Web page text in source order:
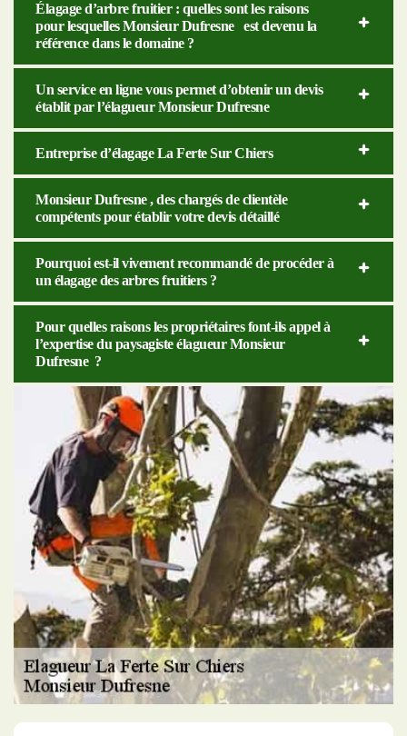
Élagage d’arbre fruitier : quelles sont les raisons
pour lesquelles Monsieur Dufresne est devenu la
référence dans le domaine ?
Un service en ligne vous permet d’obtenir un devis
établit par l’élagueur Monsieur Dufresne
Entreprise d’élagage La Ferte Sur Chiers
Monsieur Dufresne , des chargés de clientèle
compétents pour établir votre devis détaillé
Pourquoi est-il vivement recommandé de procéder à
un élagage des arbres fruitiers ?
Pour quelles raisons les propriétaires font-ils appel à
l’expertise du paysagiste élagueur Monsieur
Dufresne ?